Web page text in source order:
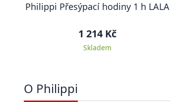
Philippi Přesýpací hodiny 1 h LALA
1 214 Kč
Skladem
O Philippi